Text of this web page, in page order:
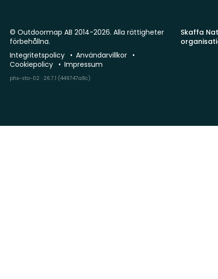
Skaffa
© Outdoormap AB 2014-2026. Alla rättigheter
förbehållna.
Integritetspolicy
Användarvillkor
Cookiepolicy
Impressum
phx-sto-02 · 26.7.1 (449747a8c)